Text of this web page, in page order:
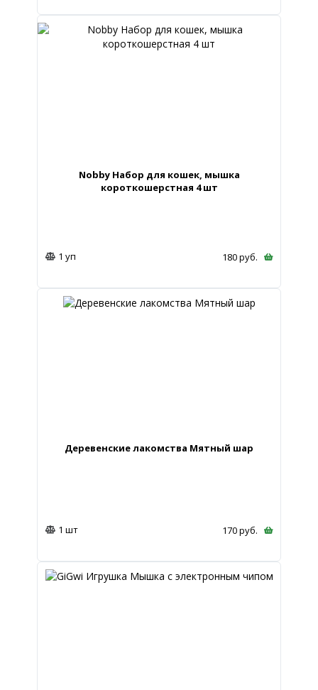
Nobby Набор для кошек, мышка
короткошерстная 4 шт
1 уп 180руб.
Деревенские лакомства Мятный шар
1 шт 170руб.